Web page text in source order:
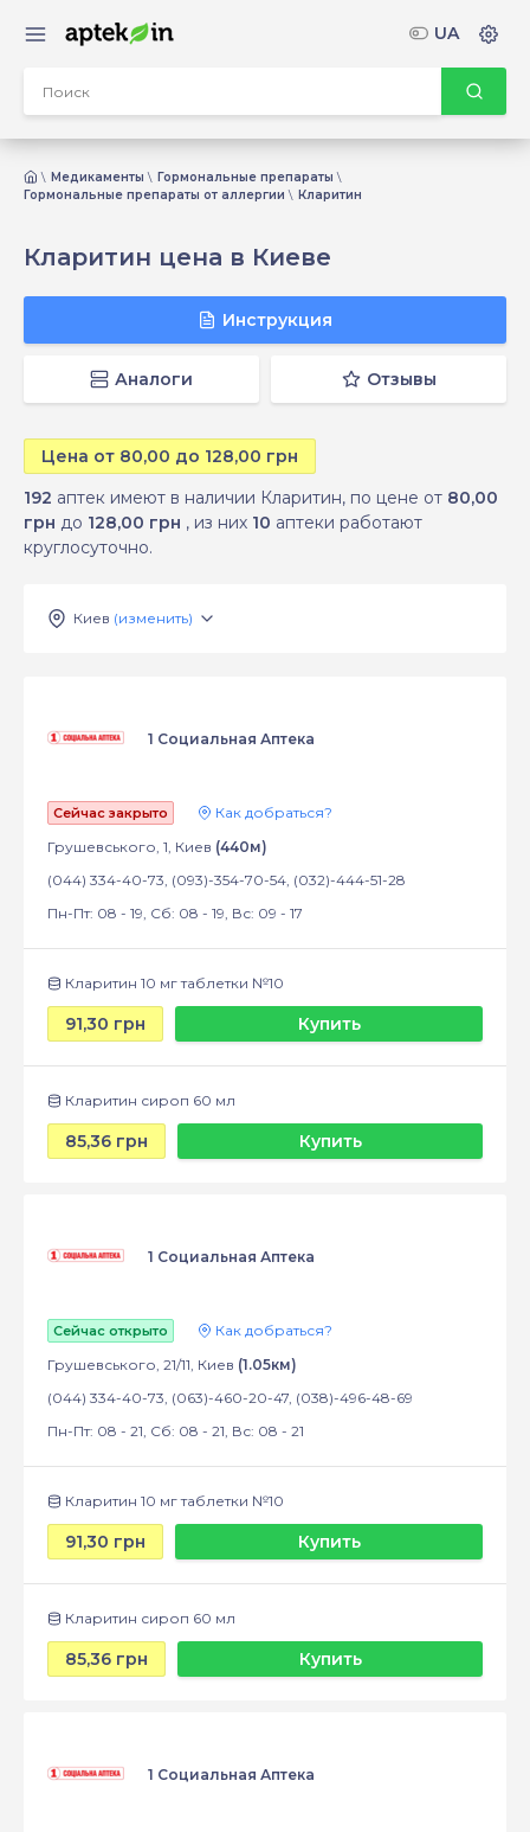
Медикаменты
Гормональные препараты
Гормональные препараты от аллергии
Кларитин
Кларитин цена в Киеве
Инструкция
Аналоги Отзывы
Цена от 80,00 до 128,00 грн
192 аптек имеют в наличии Кларитин, по цене от 80,00
грн до 128,00 грн , из них 10 аптеки работают
круглосуточно.
Киев (изменить)
1 Социальная Аптека
Сейчас закрыто
Как добраться?
Грушевського, 1, Киев (440м)
(044) 334-40-73, (093)-354-70-54, (032)-444-51-28
Пн-Пт: 08 - 19, Сб: 08 - 19, Вс: 09 - 17
Кларитин 10 мг таблетки №10
91,30 грн Купить
Кларитин сироп 60 мл
85,36 грн Купить
1 Социальная Аптека
Сейчас открыто
Как добраться?
Грушевського, 21/11, Киев (1.05км)
(044) 334-40-73, (063)-460-20-47, (038)-496-48-69
Пн-Пт: 08 - 21, Сб: 08 - 21, Вс: 08 - 21
Кларитин 10 мг таблетки №10
91,30 грн Купить
Кларитин сироп 60 мл
85,36 грн Купить
1 Социальная Аптека
UA